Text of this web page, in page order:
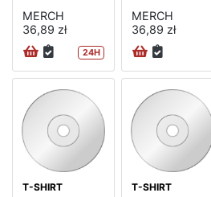
MERCH
36,89 zł
24H
MERCH
36,89 zł
T-SHIRT
T-SHIRT